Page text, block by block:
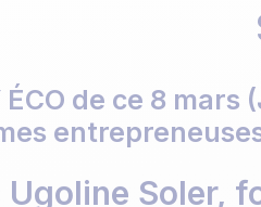
ÉCO de ce 8
Soler,